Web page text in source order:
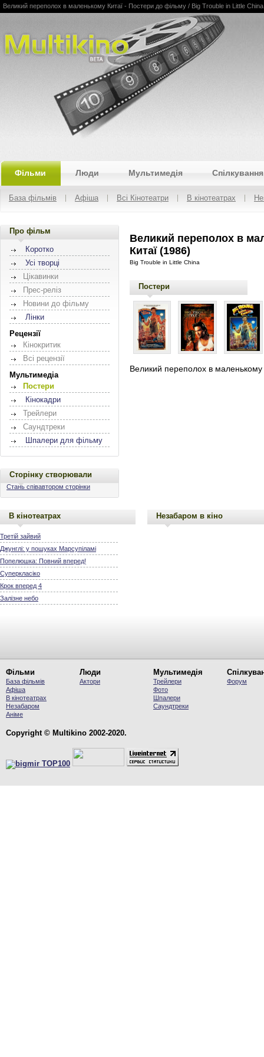
Multikino
Великий переполох в маленькому Китаї - Постери до фільму / Big Trouble in Little China /
Фільми Люди Мультимедія Спілкування
База фільмів Афіша Всі Кінотеатри В кінотеатрах
Про фільм
Коротко
Усі творці
Цікавинки
Прес-реліз
Новини до фільму
Лінки
Рецензії
Кінокритик
Всі рецензії
Мультимедіа
Постери
Кінокадри
Трейлери
Саундтреки
Шпалери для фільму
Сторінку створювали
Стань співавтором сторінки
Великий переполох в
Китаї (1986)
Big Trouble in Little China
Постери
Великий переполох в
В кінотеатрах
Третій зайвий
Джунглі: у пошуках Марсупіламі
Попелюшка: Повний вперед!
Суперкласіко
Крок вперед 4
Залізне небо
Незабаром в кіно
Фільми
База фільмів
Афіша
В кінотеатрах
Незабаром
Аніме
Люди
Актори
Мультимедія
Трейлери
Фото
Шпалери
Саундтреки
Форум
Copyright © Multikino 2002-2020.